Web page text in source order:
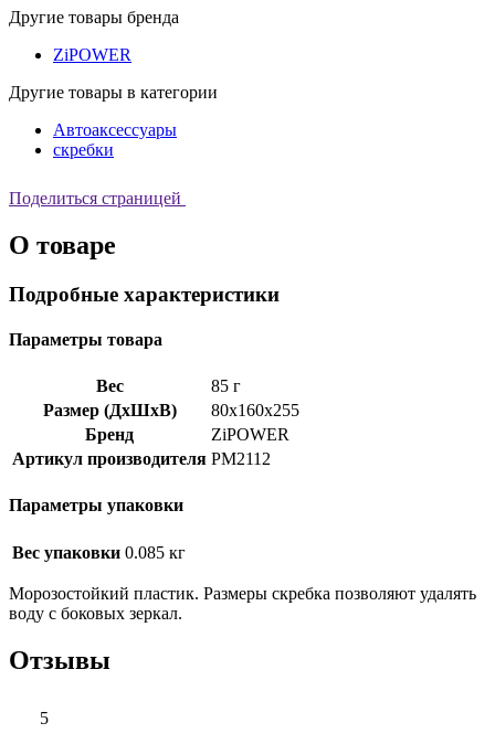
Другие товары бренда
ZiPOWER
Другие товары в категории
Автоаксессуары
скребки
Поделиться страницей
О товаре
Подробные характеристики
Параметры товара
Вес
85 г
Размер (ДхШхВ)
80x160x255
Бренд
ZiPOWER
Артикул производителя PM2112
Параметры упаковки
Вес упаковки 0.085 кг
Морозостойкий пластик. Размеры скребка позволяют удалять
воду с боковых зеркал.
Отзывы
5